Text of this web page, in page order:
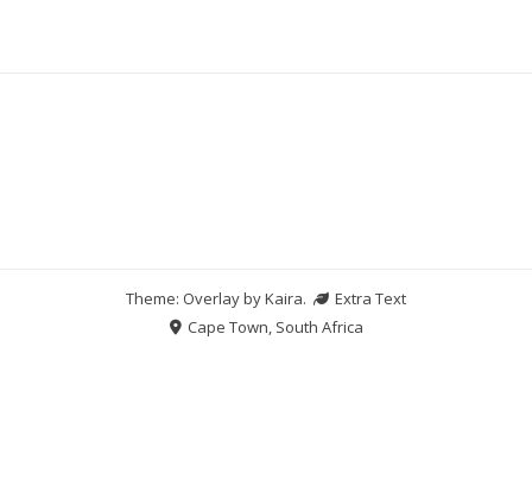
Theme: Overlay byKaira.
Extra Text
Cape Town, South Africa